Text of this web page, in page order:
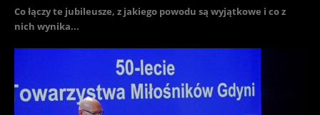
Co łączy te jubileusze, z jakiego powodu są wyjątkowe i co z
nich wynika...